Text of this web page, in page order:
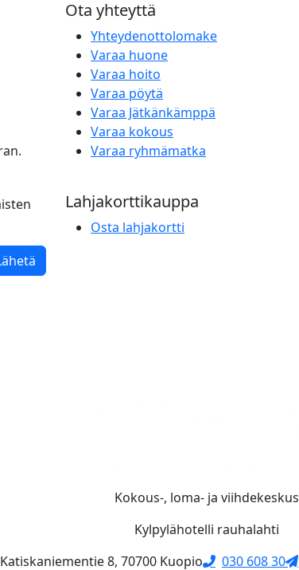
Ota yhteyttä
Yhteydenottolomake
Varaa huone
Varaa hoito
Varaa pöytä
Varaa Jätkänkämppä
Varaa kokous
Varaa ryhmämatka
Lahjakorttikauppa
Osta lahjakortti
Kokous-, loma- ja viihdekeskus
Kylpylähotelli rauhalahti
Katiskaniementie 8, 70700 Kuopio
030 608 30